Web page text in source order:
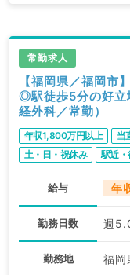
常勤求人
【福岡県／福岡
◎駅徒歩5分の好立
経外科／常勤）
年収1,800万円以上 当
土・日・祝休み
駅近・
給与 年
勤務日数 週
勤務地 福岡